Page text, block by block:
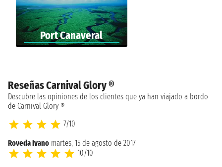
Port Canaveral
Reseñas Carnival Glory ®
Descubre las opiniones de los clientes que ya han viajado a bordo
de Carnival Glory ®
7/10
Roveda Ivano martes, 15 de agosto de 2017
10/10